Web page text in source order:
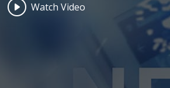
Watch Video